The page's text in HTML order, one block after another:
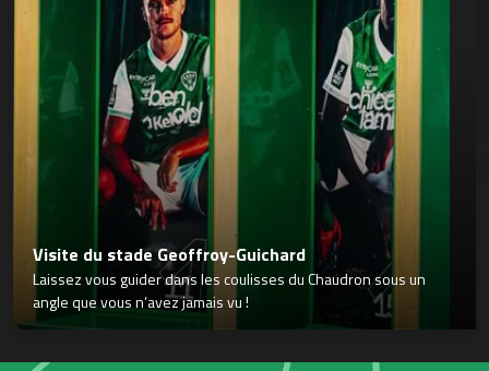
Visite du stade Geoffroy-Guichard
Laissez vous guider dans les coulisses du Chaudron sous un
angle que vous n’avez jamais vu !